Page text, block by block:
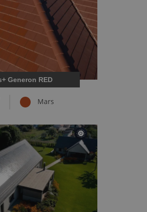
Generon RED
Mars